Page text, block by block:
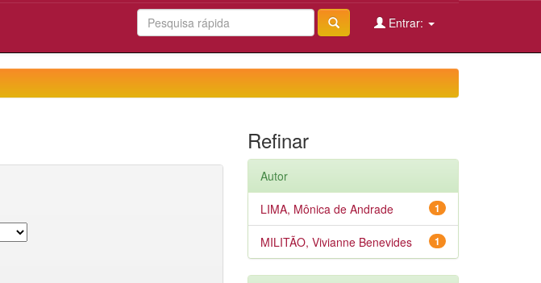
Entrar:
Refinar
Autor
1
LIMA, Mônica de Andrade
1
MILITÃO, Vivianne Benevides